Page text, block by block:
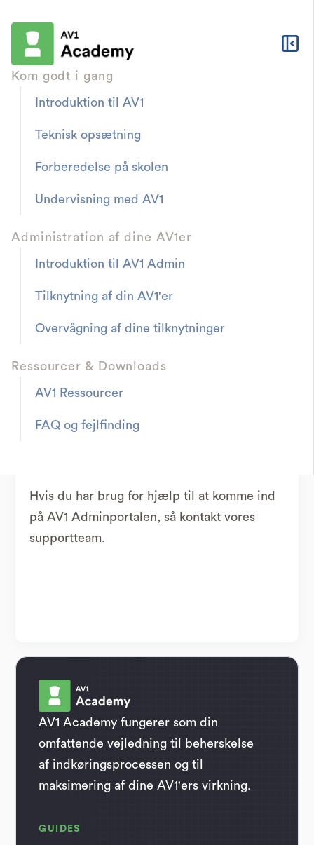
Kom godt i gang
Introduktion til AV1
Teknisk opsætning
Forberedelse på skolen
Undervisning med AV1
Administration af dine AV1er
Introduktion til AV1 Admin
Tilknytning af din AV1'er
Overvågning af dine tilknytninger
Ressourcer & Downloads
AV1 Ressourcer
FAQ og fejlfinding
Hjælp FAQ og fejlfinding
Jeg har brug for et
skal jeg gøre?
kan dugenerere nye nøgleord
Adminportalen(for eksempel hvis du vil
testet den, eller AV1 skal videre til en ny
Hvis du har brug for hjælp til at komme ind
på AV1 Adminportalen, så kontakt vores
supportteam.
AV1 Academy fungerer som din
omfattende vejledning til beherskelse
af indkøringsprocessen og til
maksimering af dine AV1'ers virkning.
GUIDES